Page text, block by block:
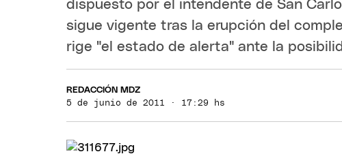
dispuesto por el intendente de San
sigue vigente tras la erupción del
rige "el estado de alerta" ante la
REDACCIÓN MDZ
5 de junio de 2011 · 17:29 hs